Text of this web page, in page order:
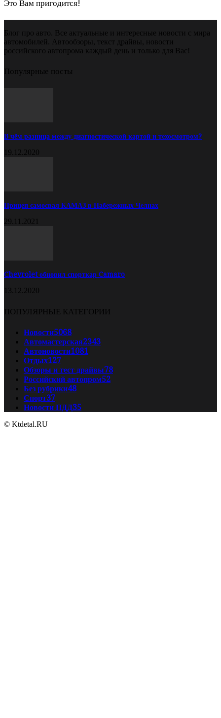
Это Вам пригодится!
Блог про авто. Все актуальные и интересные новости с мира
автомобилей. Автообзоры, текст драйвы, новости
российского автопрома каждый день и только для Вас!
Популярные посты
В чём разница между диагностической картой и техосмотром?
19.12.2020
Прицеп самосвал КАМАЗ в Набережных Челнах
29.11.2021
Chevrolet обновил спорткар Camaro
13.12.2020
ПОПУЛЯРНЫЕ КАТЕГОРИИ
Новости5068
Автомастерская2343
Автоновости1081
Отдых127
Обзоры и тест драйвы78
Российский автопром52
Без рубрики48
Спорт37
Новости ПДД35
© Ktdetal.RU